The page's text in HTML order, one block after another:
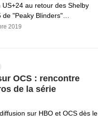
US+24 au retour des Shelby
de "Peaky Blinders"…
2019
OCS : rencontre
de la série
sur HBO et OCS dès le